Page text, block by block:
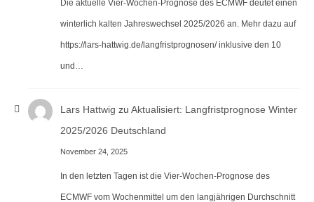
Die aktuelle Vier-Wochen-Prognose des ECMWF deutet einen
winterlich kalten Jahreswechsel 2025/2026 an. Mehr dazu auf
https://lars-hattwig.de/langfristprognosen/ inklusive den 10
und…
Lars Hattwig zu Aktualisiert: Langfristprognose Winter
2025/2026 Deutschland
November 24, 2025
In den letzten Tagen ist die Vier-Wochen-Prognose des
ECMWF vom Wochenmittel um den langjährigen Durchschnitt